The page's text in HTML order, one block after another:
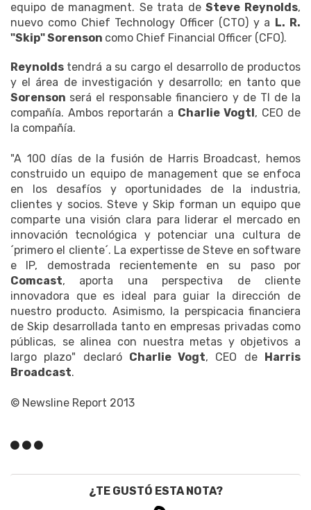
equipo de managment. Se trata deSteve Reynolds,
nuevo como Chief Technology Officer (CTO) y a L. R.
"Skip" Sorenson como Chief Financial Officer (CFO).
Reynolds tendrá a su cargo el desarrollo de productos
y el área de investigación y desarrollo; en tanto que
Sorenson será el responsable financiero y de TI de la
compañía. Ambos reportarán a Charlie Vogtl, CEO de
la compañía.
"A 100 días de la fusión de Harris Broadcast, hemos
construido un equipo de management que se enfoca
en los desafíos y oportunidades de la industria,
clientes y socios. Steve y Skip forman un equipo que
comparte una visión clara para liderar el mercado en
innovación tecnológica y potenciar una cultura de
´primero el cliente´. La expertisse de Steve en software
e IP, demostrada recientemente en su paso por
Comcast, aporta una perspectiva de cliente
innovadora que es ideal para guiar la dirección de
nuestro producto. Asimismo, la perspicacia financiera
de Skip desarrollada tanto en empresas privadas como
públicas, se alinea con nuestra metas y objetivos a
largo plazo" declaró Charlie Vogt, CEO de Harris
Broadcast.
© Newsline Report 2013
¿TE GUSTÓ ESTA NOTA?